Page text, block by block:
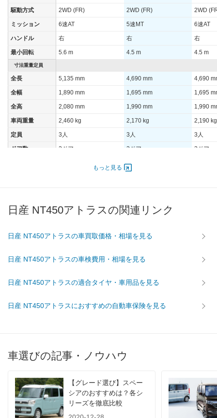
駆動方式 2WD (FR) 2WD (FR) 2WD
ミッション 6速AT 5速MT 6速AT
ハンドル 右 右 右
最小回転 5.6 m 4.5 m 4.5 m
寸法重量定員
全長 5,135 mm 4,690 mm 4,690
全幅 1,890 mm 1,695 mm 1,695
全高 2,080 mm 1,990 mm 1,990
車両重量 2,460 kg 2,170 kg 2,190 kg
定員 3人 3人 3人
ドア数 2ドア 2ドア 2ドア
-
最高トルク 370 [37.7]/ 1,350 300 [30.6]/ 1,300
タイヤ
燃費
WLTC/市街地 - -
1015 -
装備オプション 装備詳細を見る 装備詳細を見る 装備
もっと見る
日産 NT450アトラスの関連リンク
日産 NT450アトラスの車買取価格・相場を見る
日産 NT450アトラスの車検費用・相場を見る
日産 NT450アトラスの適合タイヤ・車用品を見る
日産 NT450アトラスにおすすめの自動車保険を見る
車選びの記事・ノウハウ
【グレード選び】スペー
シアのおすすめは？各シ
リーズを徹底比較